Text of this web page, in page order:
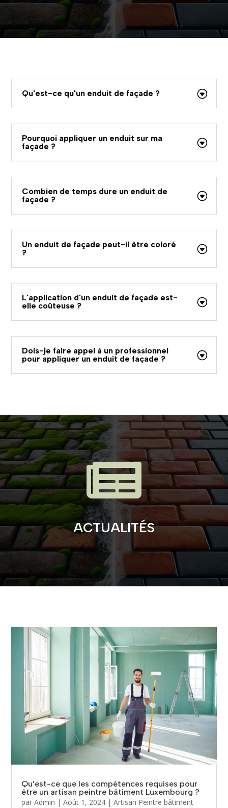
Qu'est-ce qu'un enduit de façade ?
Pourquoi appliquer un enduit sur ma
façade ?
Combien de temps dure un enduit de
façade ?
Un enduit de façade peut-il être coloré
?
L'application d'un enduit de façade est-
elle coûteuse ?
Dois-je faire appel à un professionnel
pour appliquer un enduit de façade ?

ACTUALITÉS
Qu’est-ce que les compétences requises pour
être un artisan peintre bâtiment Luxembourg ?
parAdmin |Août 1, 2024 |Artisan Peintre bâtiment